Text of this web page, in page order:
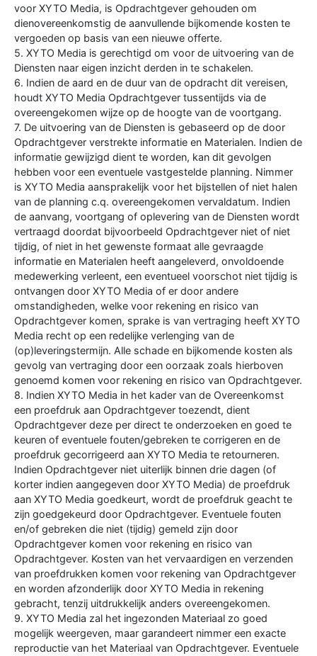
voor XYTO Media, is Opdrachtgever gehouden om
dienovereenkomstig de aanvullende bijkomende kosten te
vergoeden op basis van een nieuwe offerte.
5. XYTO Media is gerechtigd om voor de uitvoering van de
Diensten naar eigen inzicht derden in te schakelen.
6. Indien de aard en de duur van de opdracht dit vereisen,
houdt XYTO Media Opdrachtgever tussentijds via de
overeengekomen wijze op de hoogte van de voortgang.
7. De uitvoering van de Diensten is gebaseerd op de door
Opdrachtgever verstrekte informatie en Materialen. Indien de
informatie gewijzigd dient te worden, kan dit gevolgen
hebben voor een eventuele vastgestelde planning. Nimmer
is XYTO Media aansprakelijk voor het bijstellen of niet halen
van de planning c.q. overeengekomen vervaldatum. Indien
de aanvang, voortgang of oplevering van de Diensten wordt
vertraagd doordat bijvoorbeeld Opdrachtgever niet of niet
tijdig, of niet in het gewenste formaat alle gevraagde
informatie en Materialen heeft aangeleverd, onvoldoende
medewerking verleent, een eventueel voorschot niet tijdig is
ontvangen door XYTO Media of er door andere
omstandigheden, welke voor rekening en risico van
Opdrachtgever komen, sprake is van vertraging heeft XYTO
Media recht op een redelijke verlenging van de
(op)leveringstermijn. Alle schade en bijkomende kosten als
gevolg van vertraging door een oorzaak zoals hierboven
genoemd komen voor rekening en risico van Opdrachtgever.
8. Indien XYTO Media in het kader van de Overeenkomst
een proefdruk aan Opdrachtgever toezendt, dient
Opdrachtgever deze per direct te onderzoeken en goed te
keuren of eventuele fouten/gebreken te corrigeren en de
proefdruk gecorrigeerd aan XYTO Media te retourneren.
Indien Opdrachtgever niet uiterlijk binnen drie dagen (of
korter indien aangegeven door XYTO Media) de proefdruk
aan XYTO Media goedkeurt, wordt de proefdruk geacht te
zijn goedgekeurd door Opdrachtgever. Eventuele fouten
en/of gebreken die niet (tijdig) gemeld zijn door
Opdrachtgever komen voor rekening en risico van
Opdrachtgever. Kosten van het vervaardigen en verzenden
van proefdrukken komen voor rekening van Opdrachtgever
en worden afzonderlijk door XYTO Media in rekening
gebracht, tenzij uitdrukkelijk anders overeengekomen.
9. XYTO Media zal het ingezonden Materiaal zo goed
mogelijk weergeven, maar garandeert nimmer een exacte
reproductie van het Materiaal van Opdrachtgever. Eventuele